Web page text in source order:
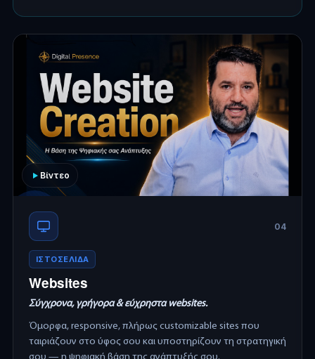
Βίντεο
04
ΙΣΤΟΣΕΛΙΔΑ
Websites
Σύγχρονα, γρήγορα & εύχρηστα websites.
Όμορφα, responsive, πλήρως customizable sites που
ταιριάζουν στο ύφος σου και υποστηρίζουν τη στρατηγική